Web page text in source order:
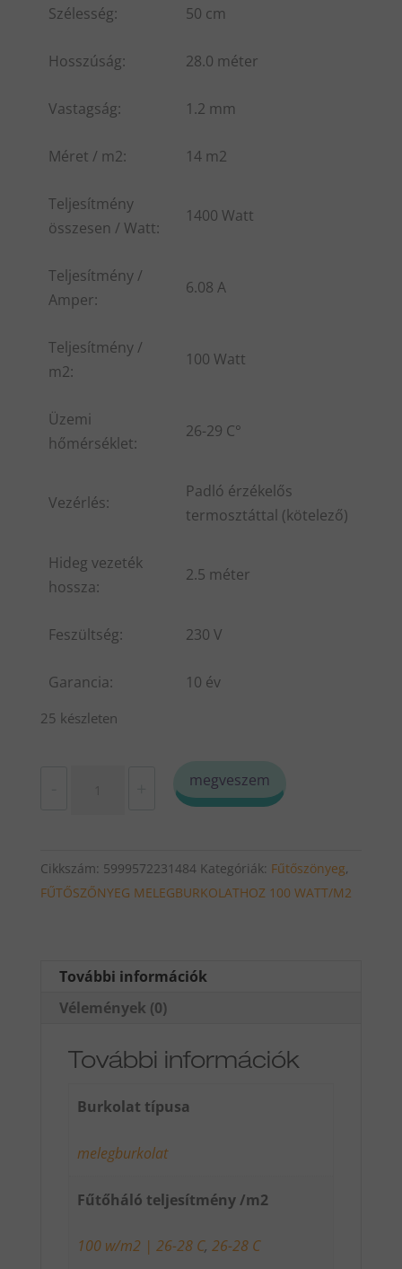
Szélesség: 50 cm
Hosszúság: 28.0 méter
Vastagság: 1.2 mm
Méret / m2: 14 m2
Teljesítmény
összesen / Watt:
1400 Watt
Teljesítmény /
Amper:
6.08 A
Teljesítmény /
m2:
100 Watt
Üzemi
hőmérséklet:
26-29 C°
Vezérlés:
Padló érzékelős
termosztáttal (kötelező)
Hideg vezeték
hossza:
2.5 méter
Feszültség: 230 V
Garancia: 10 év
25 készleten
14.0
ALU
1400w
megveszem
Cikkszám: 5999572231484 Kategóriák: Fűtőszönyeg,
FŰTŐSZŐNYEG MELEGBURKOLATHOZ 100 WATT/M2
További információk
Vélemények (0)
További információk
Burkolat típusa
melegburkolat
Fűtőháló teljesítmény /m2
100 w/m2 | 26-28 C,26-28 C